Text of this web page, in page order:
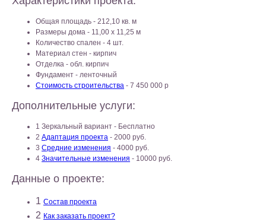
Общая площадь - 212,10 кв. м
Размеры дома - 11,00 x 11,25 м
Количество спален - 4 шт.
Материал стен - кирпич
Отделка - обл. кирпич
Фундамент - ленточный
Стоимость строительства - 7 450 000 р
Дополнительные услуги:
1 Зеркальный вариант - Бесплатно
2 Адаптация проекта - 2000 руб.
3 Средние изменения - 4000 руб.
4 Значительные изменения - 10000 руб.
Данные о проекте:
1 Состав проекта
2 Как заказать проект?